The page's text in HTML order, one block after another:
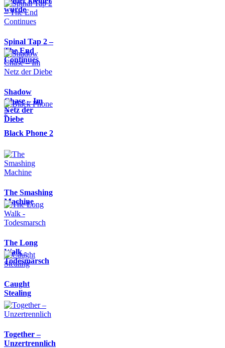
wurde
Spinal Tap 2 –
The End
Continues
Shadow
Chase – Im
Netz der
Diebe
Black Phone 2
The Smashing
Machine
The Long
Walk -
Todesmarsch
Caught
Stealing
Together –
Unzertrennlich